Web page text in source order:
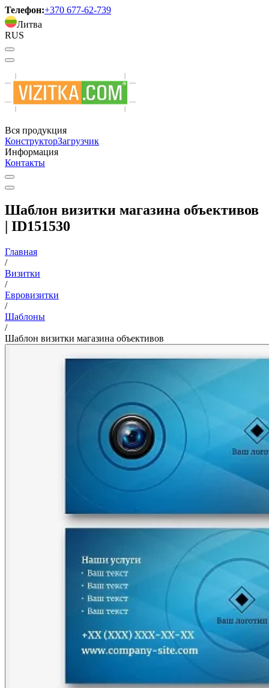
Телефон:+370 677-62-739
Литва
RUS
Вся продукция
КонструкторЗагрузчик
Информация
Контакты
Шаблон визитки магазина объективов
| ID151530
Главная
/
Визитки
/
Евровизитки
/
Шаблоны
/
Шаблон визитки магазина объективов